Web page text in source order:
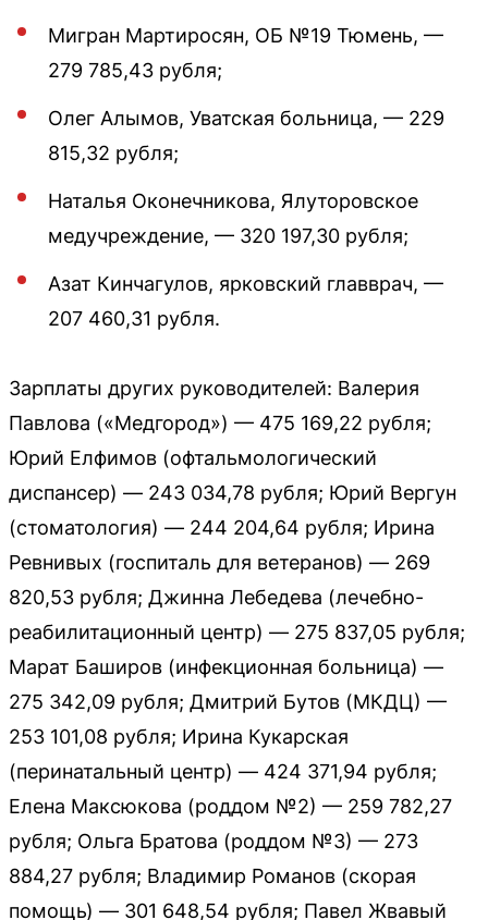
Мигран Мартиросян, ОБ №19 Тюмень, —
279 785,43 рубля;
Олег Алымов, Уватская больница, — 229
815,32 рубля;
Наталья Оконечникова, Ялуторовское
медучреждение, — 320 197,30 рубля;
Азат Кинчагулов, ярковский главврач, —
207 460,31 рубля.
Зарплаты других руководителей: Валерия
Павлова («Медгород») — 475 169,22 рубля;
Юрий Елфимов (офтальмологический
диспансер) — 243 034,78 рубля; Юрий Вергун
(стоматология) — 244 204,64 рубля; Ирина
Ревнивых (госпиталь для ветеранов) — 269
820,53 рубля; Джинна Лебедева (лечебно-
реабилитационный центр) — 275 837,05 рубля;
Марат Баширов (инфекционная больница) —
275 342,09 рубля; Дмитрий Бутов (МКДЦ) —
253 101,08 рубля; Ирина Кукарская
(перинатальный центр) — 424 371,94 рубля;
Елена Максюкова (роддом №2) — 259 782,27
рубля; Ольга Братова (роддом №3) — 273
884,27 рубля; Владимир Романов (скорая
помощь) — 301 648,54 рубля; Павел Жвавый